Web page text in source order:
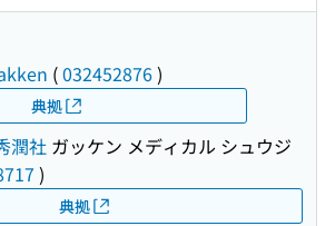
(032452876)
典拠
潤社 ガッケン メディカル シュウジ
)
典拠